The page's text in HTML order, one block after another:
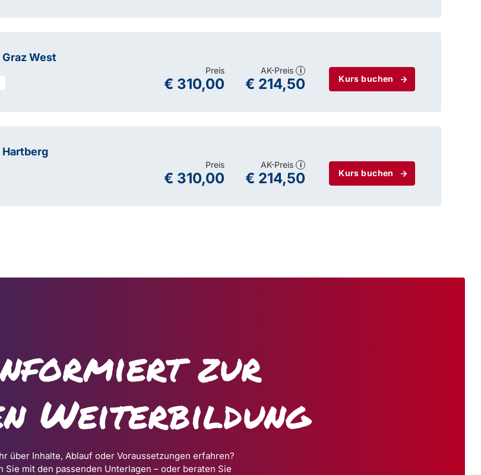
West
Kurs buchen
AK-Preis i
€ 214,50
Preis
€ 310,00
Kurs buchen
AK-Preis i
€ 214,50
Preis
€ 310,00
zur
Weiterbildung
über Inhalte, Ablauf oder Voraussetzungen erfahren?
Sie mit den passenden Unterlagen – oder beraten Sie